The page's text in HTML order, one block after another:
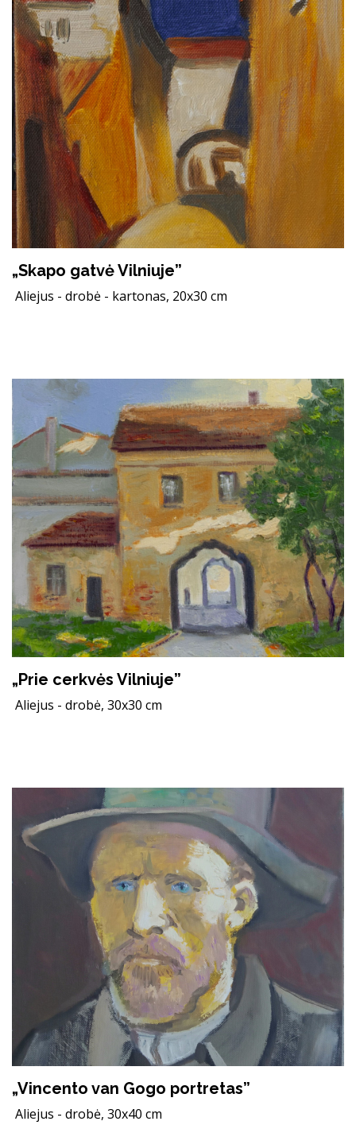
„Skapo gatvė Vilniuje”
Aliejus - drobė - kartonas, 20x30 cm
„Prie cerkvės Vilniuje”
Aliejus - drobė, 30x30 cm
„Vincento van Gogo portretas”
Aliejus - drobė, 30x40 cm